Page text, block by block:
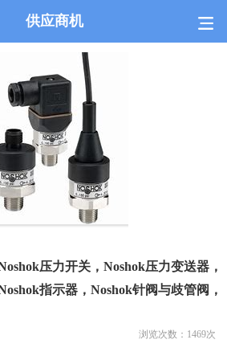
供应商机
压力开关，Noshok压力变送器，
指示器，Noshok针阀与歧管阀，
浏览次数： 1469次